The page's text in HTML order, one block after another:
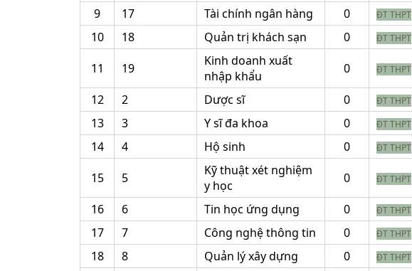
9 17 Tài chính ngân hàng 0 ĐT THPT
10 18 Quản trị khách sạn 0 ĐT THPT
11 19
Kinh doanh xuất
nhập khẩu
0 ĐT THPT
12 2 Dược sĩ 0 ĐT THPT
13 3 Y sĩ đa khoa 0 ĐT THPT
14 4 Hộ sinh 0 ĐT THPT
15 5
Kỹ thuật xét nghiệm
y học
0 ĐT THPT
16 6 Tin học ứng dụng 0 ĐT THPT
17 7 Công nghệ thông tin 0 ĐT THPT
18 8 Quản lý xây dựng 0 ĐT THPT